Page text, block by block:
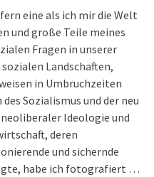
eine als ich mir die Welt
und große Teile meines
Fragen in unserer
Landschaften,
in Umbruchzeiten
Sozialismus und der neu
Ideologie und
deren
und sichernde
habe ich fotografiert …